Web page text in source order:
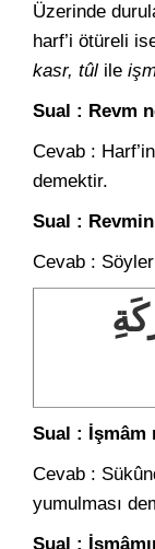
Üzerinde
harf’i ötüreli
kasr, tûl ile
Sual : Revm
Cevab :
demektir.
Sual :
Cevab :
Sual : İşmâm
Cevab :
yumulması
Sual :